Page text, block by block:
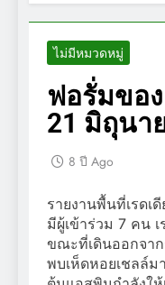
ไม่มีหมวดหมู่
ฟอรั่มของ
21 มิถุนา
8 ปี Ago
รายงานพื้นที่เรดเ
มีผู้เข้าร่วม 7 คน เ
ขณะที่เดินออกจาก
พบเห็ดหอยเชลล์ม